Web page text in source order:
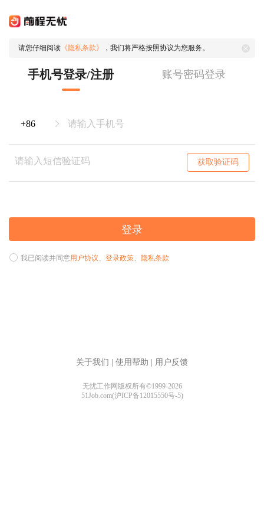
请您仔细阅读 《隐私条款》 ，我们将严格按照协议为您服务。
手机号登录/注册 账号密码登录
获取验证码
登录
我已阅读并同意用户协议、 登录政策、 隐私条款
关于我们 使用帮助 用户反馈
无忧工作网版权所有©1999-2026
51Job.com(沪ICP备12015550号-5)